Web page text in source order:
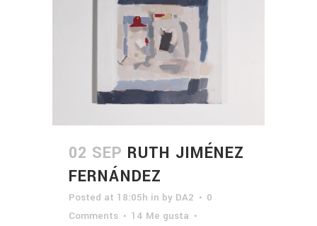
02 SEP RUTH JIMÉNEZ
FERNÁNDEZ
Posted at 18:05h in by DA2
0
Comments
14 Me gusta